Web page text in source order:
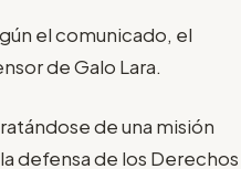
el comunicado, el
de Galo Lara.
de una misión
defensa de los Derechos